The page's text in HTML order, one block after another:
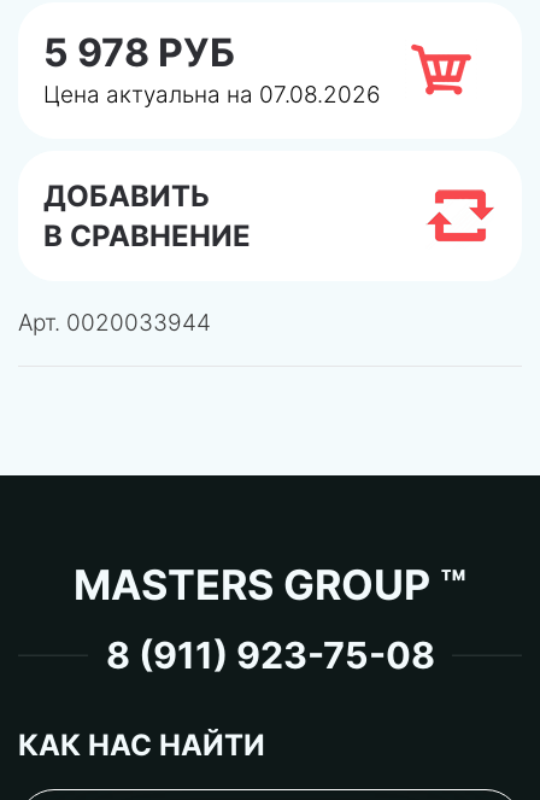
5 978 РУБ
Цена актуальна на 07.08.2026
ДОБАВИТЬ
В СРАВНЕНИЕ
Арт. 0020033944
MASTERS GROUP ™
8 (911) 923-75-08
КАК НАС НАЙТИ